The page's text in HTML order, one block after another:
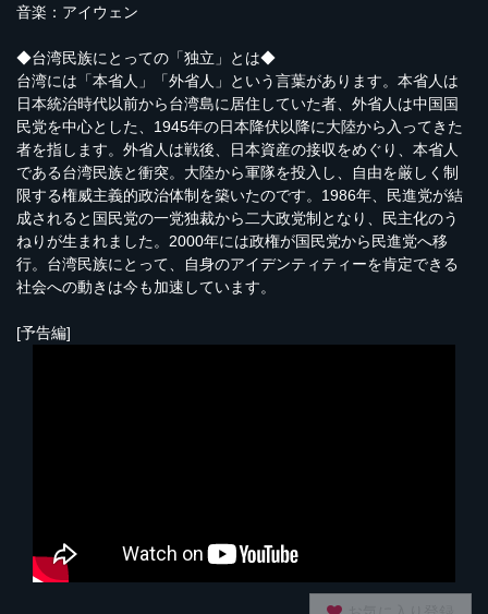
音楽：アイウェン
◆台湾民族にとっての「独立」とは◆
台湾には「本省人」「外省人」という言葉があります。本省人は
日本統治時代以前から台湾島に居住していた者、外省人は中国国
民党を中心とした、1945年の日本降伏以降に大陸から入ってきた
者を指します。外省人は戦後、日本資産の接収をめぐり、本省人
である台湾民族と衝突。大陸から軍隊を投入し、自由を厳しく制
限する権威主義的政治体制を築いたのです。1986年、民進党が結
成されると国民党の一党独裁から二大政党制となり、民主化のう
ねりが生まれました。2000年には政権が国民党から民進党へ移
行。台湾民族にとって、自身のアイデンティティーを肯定できる
社会への動きは今も加速しています。
[予告編]